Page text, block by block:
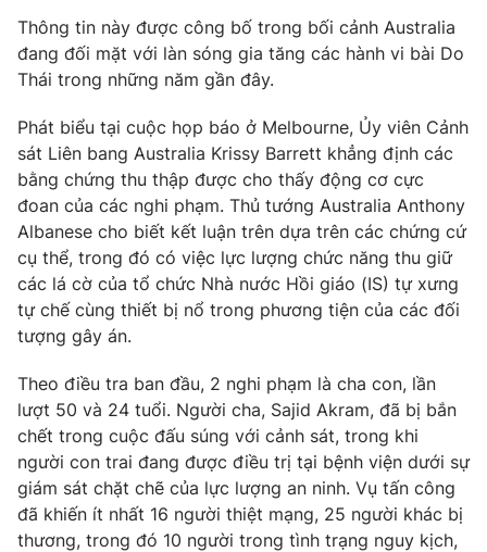
Sản phẩm
Thị trường
Tư vấn
Lịch phát sóng
Chuyên mục khác
Emagazine Podcast
Photo Infographic
Video Shorts video
VTV Money VTV Thể thao
VTV Sức khoẻ Bất động sản
Thị trường 24h Tấm lòng Việt
Thông tin này được công bố trong bối cảnh Australia
đang đối mặt với làn sóng gia tăng các hành vi bài Do
Thái trong những năm gần đây.
Phát biểu tại cuộc họp báo ở Melbourne, Ủy viên Cảnh
sát Liên bang Australia Krissy Barrett khẳng định các
bằng chứng thu thập được cho thấy động cơ cực
đoan của các nghi phạm. Thủ tướng Australia Anthony
Albanese cho biết kết luận trên dựa trên các chứng cứ
cụ thể, trong đó có việc lực lượng chức năng thu giữ
các lá cờ của tổ chức Nhà nước Hồi giáo (IS) tự xưng
tự chế cùng thiết bị nổ trong phương tiện của các đối
tượng gây án.
Theo điều tra ban đầu, 2 nghi phạm là cha con, lần
lượt 50 và 24 tuổi. Người cha, Sajid Akram, đã bị bắn
chết trong cuộc đấu súng với cảnh sát, trong khi
người con trai đang được điều trị tại bệnh viện dưới sự
giám sát chặt chẽ của lực lượng an ninh. Vụ tấn công
đã khiến ít nhất 16 người thiệt mạng, 25 người khác bị
thương, trong đó 10 người trong tình trạng nguy kịch,